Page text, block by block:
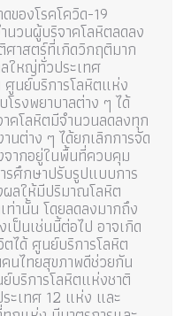
ของโรคโควิด-19
วนผู้บริจาคโลหิตลดลง
าสตร์ที่เกิดวิกฤติมาก
ใหญ่ทั่วประเทศ
ศูนย์บริการโลหิตแห่ง
โรงพยาบาลต่าง ๆ ได้
คโลหิตมีจำนวนลดลงทุก
ต่าง ๆ ได้ยกเลิกการจัด
จากอยู่ในพื้นที่ควบคุม
รศึกษาปรับรูปแบบการ
ผลให้มีปริมาณโลหิต
านั้น โดยลดลงมากถึง
ป็นเช่นนี้ต่อไป อาจเกิด
ได้ ศูนย์บริการโลหิต
นไทยสุขภาพดีช่วยกัน
บริการโลหิตแห่งชาติ
ะเทศ 12 แห่ง และ